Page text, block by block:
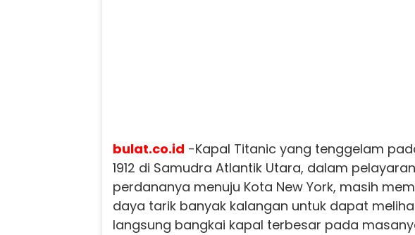
bulat.co.id -Kapal Titanic yang tenggelam
1912 di Samudra Atlantik Utara, dalam pelayaran
perdananya menuju Kota New York, masih
daya tarik banyak kalangan untuk dapat
langsung bangkai kapal terbesar pada